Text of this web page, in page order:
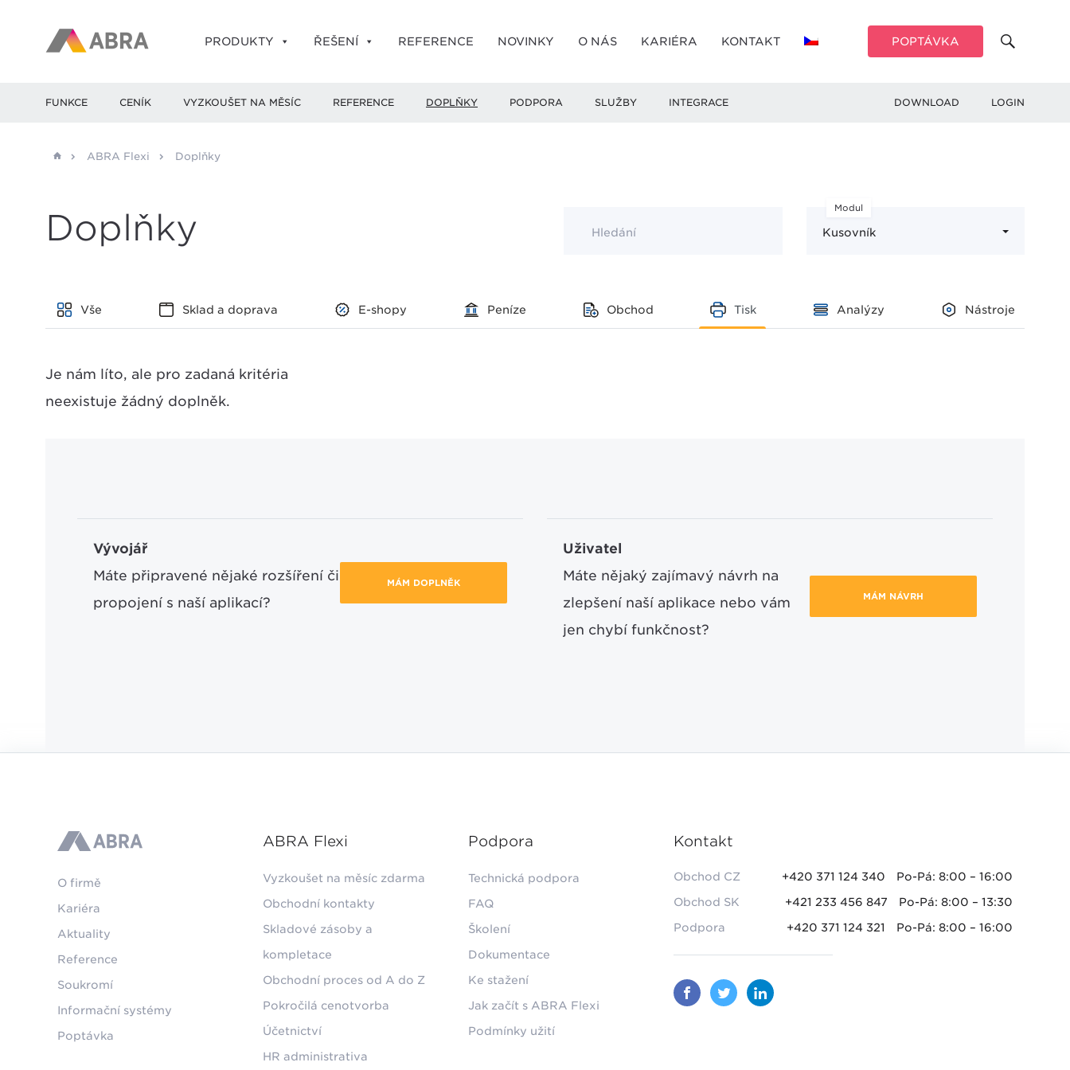
PRODUKTY ŘEŠENÍ REFERENCE NOVINKY O NÁS KARIÉRA KONTAKT POPTÁVKA
FUNKCE CENÍK VYZKOUŠET NA MĚSÍC REFERENCE DOPLŇKY PODPORA SLUŽBY INTEGRACE LOGIN
DOWNLOAD
ABRA Flexi Doplňky
Doplňky Hledání Kusovník
Modul
Vše Sklad a doprava E-shopy Peníze Obchod Tisk Analýzy Nástroje
Je nám líto, ale pro zadaná kritéria
neexistuje žádný doplněk.
Vývojář
Máte připravené nějaké rozšíření či
propojení s naší aplikací?
MÁM DOPLNĚK
Uživatel
Máte nějaký zajímavý návrh na
zlepšení naší aplikace nebo vám
jen chybí funkčnost?
MÁM NÁVRH
ABRA
O firmě
Kariéra
Aktuality
Reference
Soukromí
Informační systémy
Poptávka
ABRA Flexi
Vyzkoušet na měsíc zdarma
Obchodní kontakty
Skladové zásoby a
kompletace
Obchodní proces od A do Z
Pokročilá cenotvorba
Účetnictví
HR administrativa
Podpora
Technická podpora
FAQ
Školení
Dokumentace
Ke stažení
Jak začít s ABRA Flexi
Podmínky užití
Kontakt
Obchod CZ +420 371 124 340
Po-Pá: 8:00 – 16:00
Obchod SK
+421 233 456 847
Po-Pá: 8:00 – 13:30
Podpora
+420 371 124 321 Po-Pá: 8:00 – 16:00